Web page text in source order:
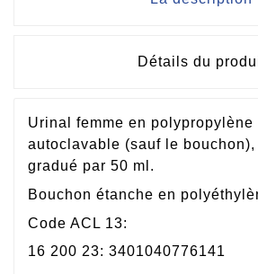
Détails du
Urinal femme en polypropylène
autoclavable (sauf le
gradué par 50 ml.
Bouchon étanche en
Code ACL 13:
16 200 23: 3401040776141